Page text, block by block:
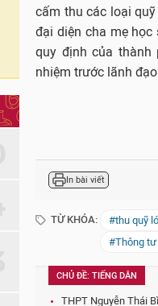
cấm thu các loại
đại diện cha mẹ
quy định của thành
nhiệm trước lãnh
In bài viết
TỪ KHÓA:
#thu quỹ
#Thông
CHỦ ĐỀ: TIẾNG DÂN
THPT Nguyễn Thái